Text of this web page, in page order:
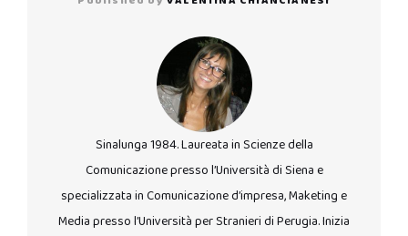
Sinalunga 1984. Laureata in Scienze della
Comunicazione presso l’Università di Siena e
specializzata in Comunicazione d’impresa, Maketing e
Media presso l’Università per Stranieri di Perugia. Inizia